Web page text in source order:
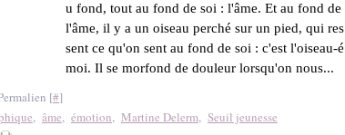
u fond, tout au fond de soi : l'âme. Et au fond de
l'âme, il y a un oiseau perché sur un pied, qui res
sent ce qu'on sent au fond de soi : c'est l'oiseau-é
moi. Il se morfond de douleur lorsqu'on nous...
[#]
, âme, émotion, Martine Delerm, Seuil jeunesse